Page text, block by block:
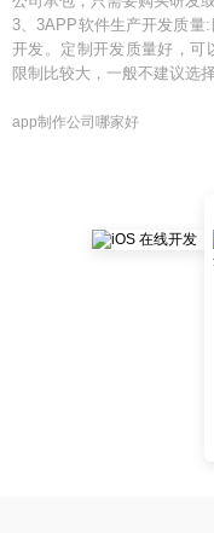
3、3APP软件生产开发质量
开发。定制开发质量好，可
限制比较大，一般不建议选
app制作公司哪家好